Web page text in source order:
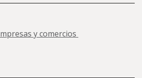
y comercios